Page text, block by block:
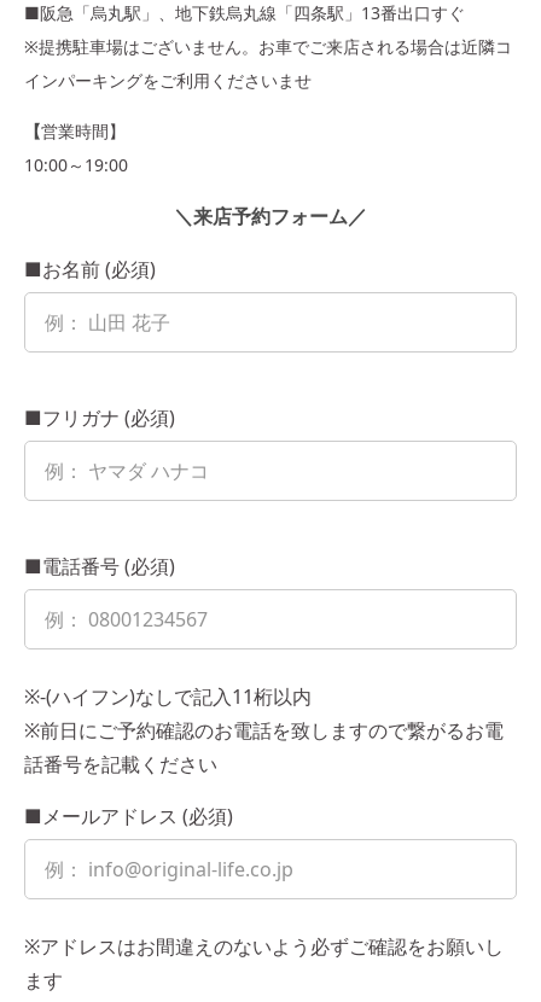
■阪急「烏丸駅」、地下鉄烏丸線「四条駅」13番出口すぐ
※提携駐車場はございません。お車でご来店される場合は近隣コ
インパーキングをご利用くださいませ
【営業時間】
10:00～19:00
＼来店予約フォーム／
■お名前 (必須)
■フリガナ (必須)
■電話番号 (必須)
※-(ハイフン)なしで記入11桁以内
※前日にご予約確認のお電話を致しますので繋がるお電
話番号を記載ください
■メールアドレス (必須)
※アドレスはお間違えのないよう必ずご確認をお願いし
ます